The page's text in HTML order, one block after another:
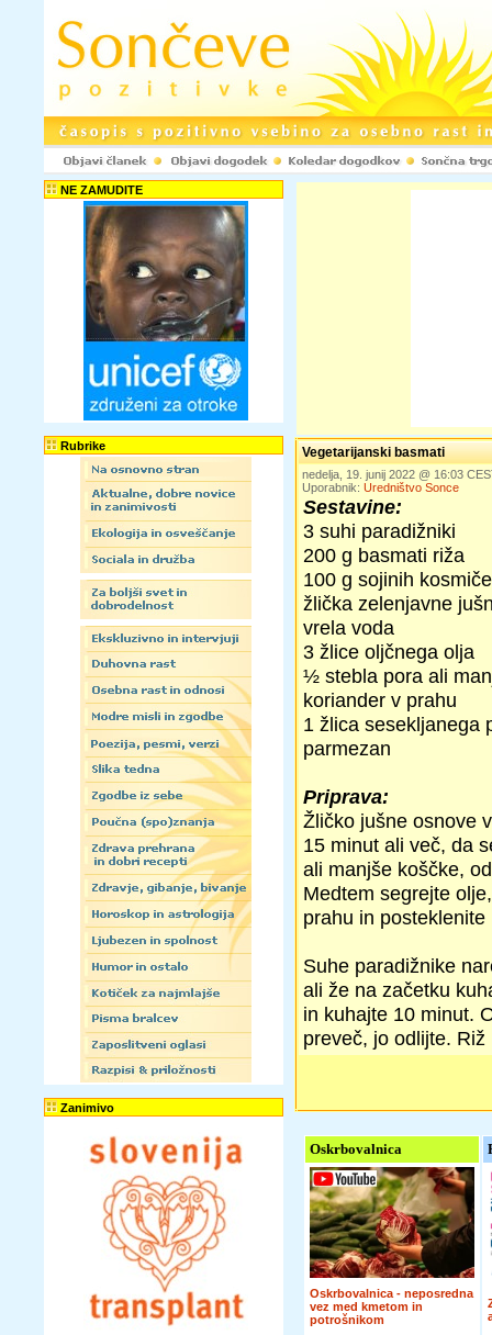
NE ZAMUDITE
Rubrike
Zanimivo
Vegetarijanski basmati
nedelja, 19. junij 2022 @ 16:03
Uporabnik: Uredništvo Sonce
Sestavine:
3 suhi paradižniki
200 g basmati riža
100 g sojinih
žlička zelenjavne
vrela voda
3 žlice oljčnega olja
½ stebla pora ali
koriander v prahu
1 žlica sesekljanega
parmezan
Priprava:
Žličko jušne osnove
15 minut ali več, da
ali manjše koščke,
Medtem segrejte
prahu in posteklenite
Suhe paradižnike
ali že na začetku
in kuhajte 10 minut.
preveč, jo odlijte.
Oskrbovalnica
Oskrbovalnica - neposredna
vez med kmetom in
potrošnikom